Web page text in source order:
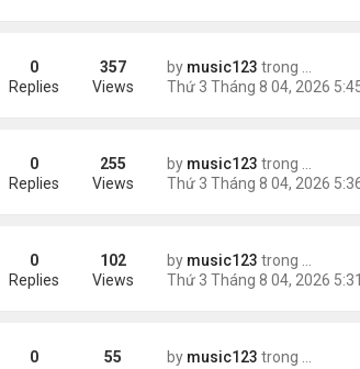
by music123 trong
0
Replies
357
Views
by music123 trong
0
Replies
255
Views
by music123 trong
0
Replies
102
Views
by music123 trong
0
55